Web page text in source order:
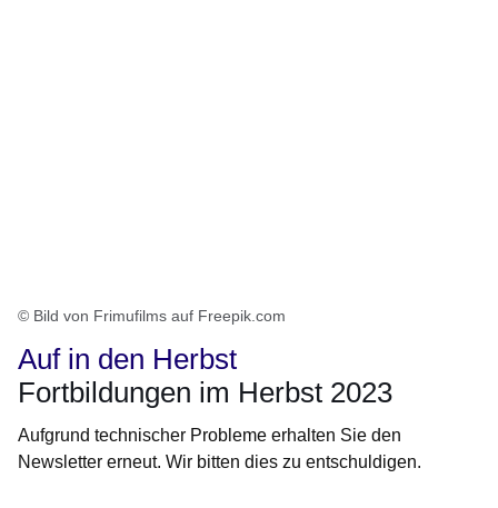
© Bild von Frimufilms auf Freepik.com
Auf in den Herbst
Fortbildungen im Herbst 2023
Aufgrund technischer Probleme erhalten Sie den
Newsletter erneut. Wir bitten dies zu entschuldigen.